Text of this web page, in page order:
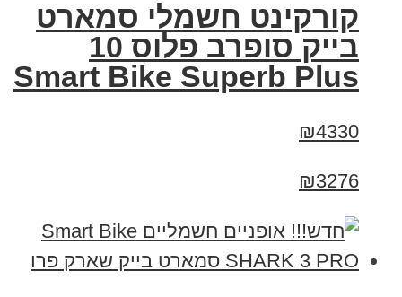
קורקינט חשמלי סמארט
בייק סופרב פלוס 10
Smart Bike Superb Plus
₪4330
₪3276